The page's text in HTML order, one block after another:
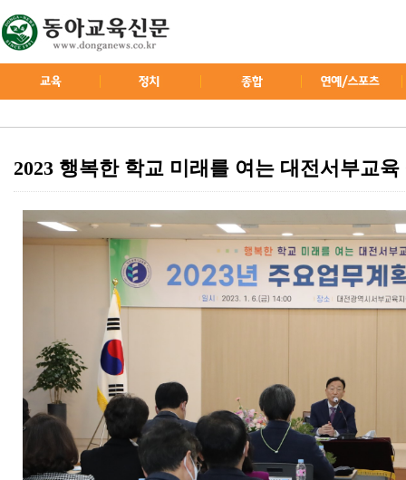
2023 행복한 학교 미래를 여는 대전서부교육